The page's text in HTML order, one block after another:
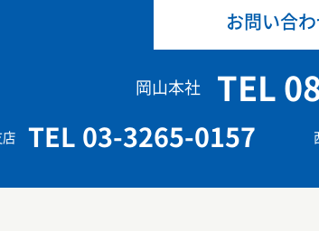
お問い合
岡山本社 TEL
TEL 03-3265-0157